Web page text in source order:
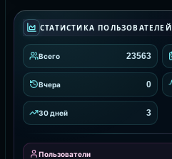
СТАТИСТИКА ПОЛЬЗОВАТЕЛЕЙ
Всего 23563
Вчера 0
30 дней 3
Пользователи